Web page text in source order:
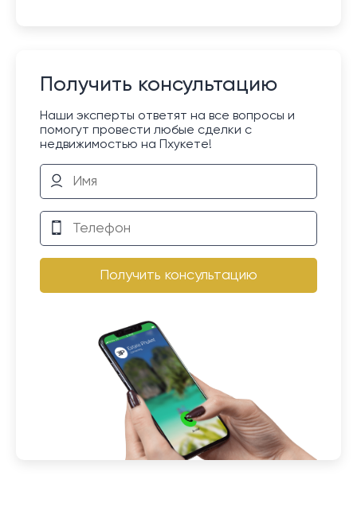
Получить консультацию
Наши эксперты ответят на все вопросы и
помогут провести любые сделки с
недвижимостью на Пхукете!
Получить консультацию